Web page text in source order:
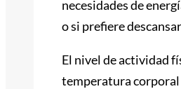
necesidades de
o si prefiere
El nivel de actividad
temperatura corporal